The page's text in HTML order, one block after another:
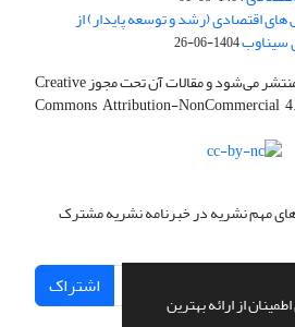
از ارائه بهترین
اقتصادی (رشد و توسعه پایدار) از
سیناوب1404-06-26
این نشریه با دسترسی آزاد منتشر می‌شود و مقالات آن تحت مجوز Creative
Commons Attribution-NonCommercial
های مهم نشریه در خبرنامه نشریه مشترک
اشتراک